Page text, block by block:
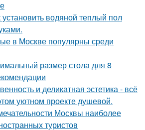
водяной теплый пол
в Москве популярны среди
размер стола для 8
и деликатная эстетика - всё
уютном проекте душевой.
Москвы наиболее
туристов